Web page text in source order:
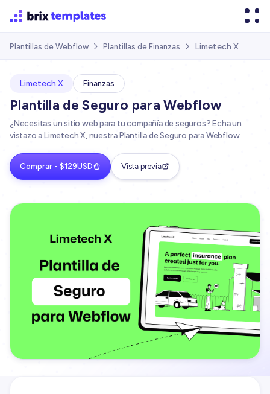
Plantillas de Webflow  Plantillas de Finanzas  Limetech X
Limetech X Finanzas
Plantilla de Seguro para Webflow
¿Necesitas un sitio web para tu compañía de seguros? Echa un
vistazo a Limetech X, nuestra Plantilla de Seguro para Webflow.
Comprar - $129USD Vista previa